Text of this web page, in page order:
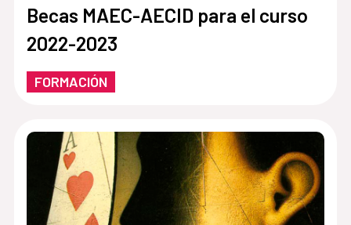
Becas MAEC-AECID para el curso
2022-2023
FORMACIÓN